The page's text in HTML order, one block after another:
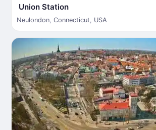
Union Station
Neulondon, Connecticut, USA